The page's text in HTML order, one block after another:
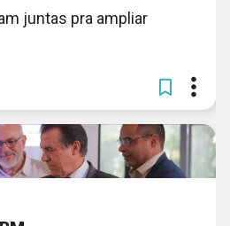
juntas pra ampliar